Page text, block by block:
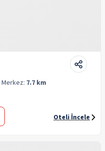
Merkez: 7.7 km
Oteli İncele